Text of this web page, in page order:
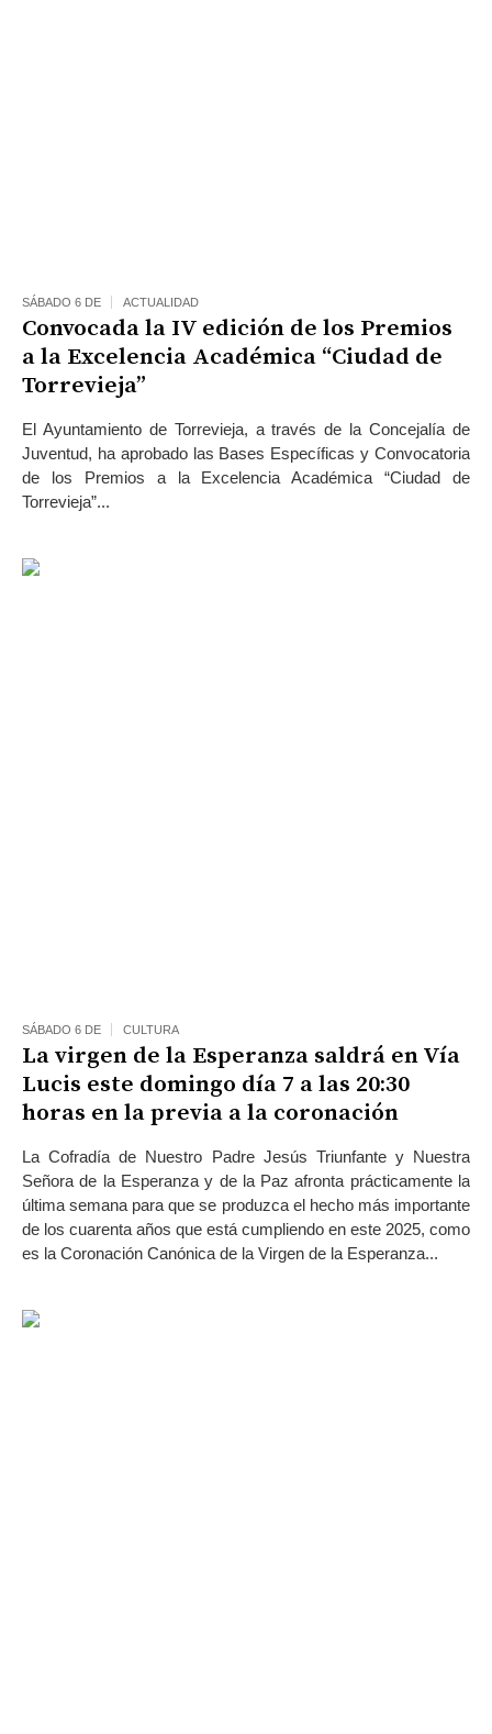
SÁBADO 6 DE ACTUALIDAD
Convocada la IV edición de los Premios
a la Excelencia Académica “Ciudad de
Torrevieja”
El Ayuntamiento de Torrevieja, a través de la Concejalía de
Juventud, ha aprobado las Bases Específicas y Convocatoria
de los Premios a la Excelencia Académica “Ciudad de
Torrevieja”...
SÁBADO 6 DE CULTURA
La virgen de la Esperanza saldrá en Vía
Lucis este domingo día 7 a las 20:30
horas en la previa a la coronación
La Cofradía de Nuestro Padre Jesús Triunfante y Nuestra
Señora de la Esperanza y de la Paz afronta prácticamente la
última semana para que se produzca el hecho más importante
de los cuarenta años que está cumpliendo en este 2025, como
es la Coronación Canónica de la Virgen de la Esperanza...